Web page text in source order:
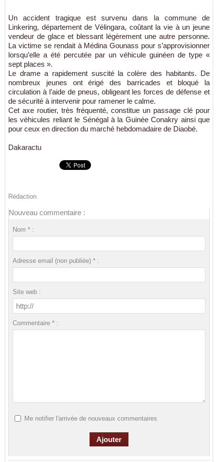
Un accident tragique est survenu dans la commune de
Linkering, département de Vélingara, coûtant la vie à un jeune
vendeur de glace et blessant légèrement une autre personne.
La victime se rendait à Médina Gounass pour s’approvisionner
lorsqu’elle a été percutée par un véhicule guinéen de type «
sept places ».
Le drame a rapidement suscité la colère des habitants. De
nombreux jeunes ont érigé des barricades et bloqué la
circulation à l’aide de pneus, obligeant les forces de défense et
de sécurité à intervenir pour ramener le calme.
Cet axe routier, très fréquenté, constitue un passage clé pour
les véhicules reliant le Sénégal à la Guinée Conakry ainsi que
pour ceux en direction du marché hebdomadaire de Diaobé.
Dakaractu
Rédaction
Nouveau commentaire :
Nom * :
Adresse email (non publiée) * :
Site web :
Commentaire * :
Me notifier l'arrivée de nouveaux commentaires